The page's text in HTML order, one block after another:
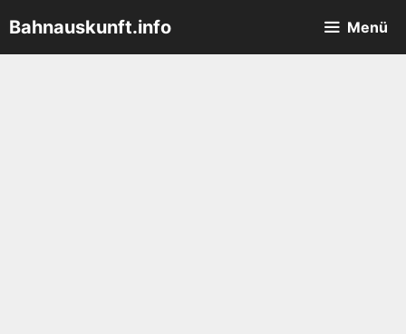
Inhalt
springen
Bahnauskunft.info Menü